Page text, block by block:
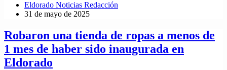
Eldorado Noticias Redacción
31 de mayo de 2025
Robaron una tienda de ropas a menos de
1 mes de haber sido inaugurada en
Eldorado